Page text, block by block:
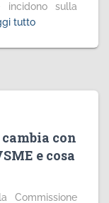
sulla
tutto
con
e cosa
Commissione